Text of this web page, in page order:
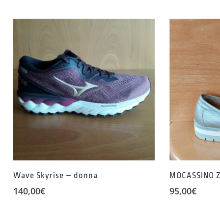
Wave Skyrise – donna
140,00€ 95,00€